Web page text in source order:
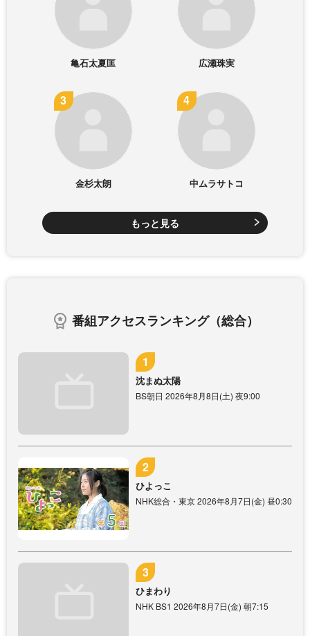
亀石太夏匡 広瀬珠実
金杉太朗 中ムラサトコ
もっと見る
番組アクセスランキング（総合）
沈まぬ太陽
BS朝日 2026年8月8日(土) 夜9:00
ひよっこ
NHK総合・東京 2026年8月7日(金) 昼0:30
ひまわり
NHK BS1 2026年8月7日(金) 朝7:15